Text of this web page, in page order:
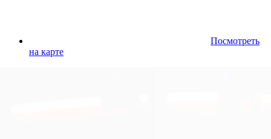
Посмотреть
на карте